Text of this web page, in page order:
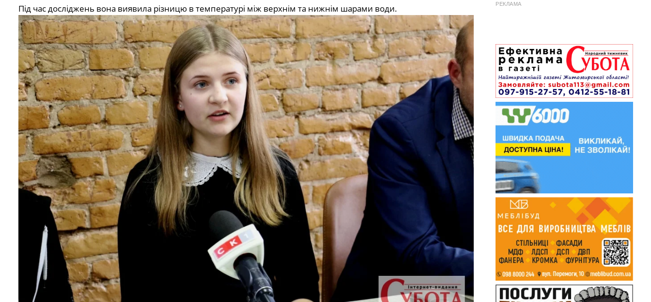
Під час досліджень вона виявила різницю в температурі між верхнім та нижнім шарами води. РЕКЛАМА